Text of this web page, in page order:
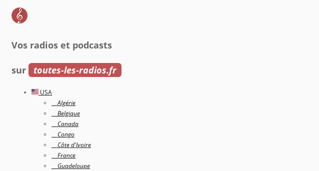
Vos radios et podcasts
sur toutes-les-radios.fr
USA
Algérie
Belgique
Canada
Congo
Côte d'Ivoire
France
Guadeloupe